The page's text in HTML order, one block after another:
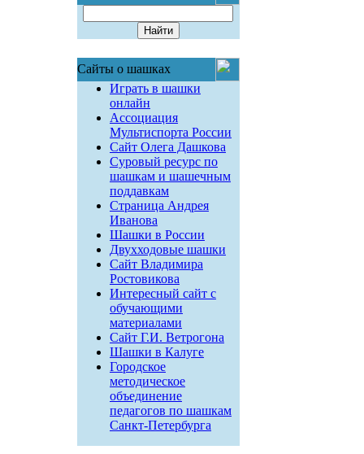
Сайты о шашках
Играть в шашки
онлайн
Ассоциация
Мультиспорта России
Сайт Олега Дашкова
Суровый ресурс по
шашкам и шашечным
поддавкам
Страница Андрея
Иванова
Шашки в России
Двухходовые шашки
Сайт Владимира
Ростовикова
Интересный сайт с
обучающими
материалами
Сайт Г.И. Ветрогона
Шашки в Калуге
Городское
методическое
объединение
педагогов по шашкам
Санкт-Петербурга